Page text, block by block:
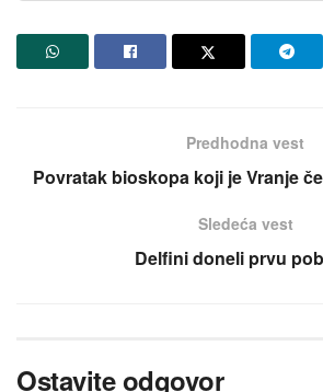
Predhodna vest
Povratak bioskopa koji je Vranje
Sledeća vest
Delfini doneli prvu
Ostavite odgovor